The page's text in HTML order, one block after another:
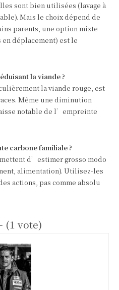
sont bien utilisées (lavage à
Mais le choix dépend de
parents, une option mixte
en déplacement) est le
la viande ?
la viande rouge, est
Même une diminution
notable de l’empreinte
carbone familiale ?
d’estimer grosso modo
alimentation). Utilisez-les
actions, pas comme absolu
(1 vote)